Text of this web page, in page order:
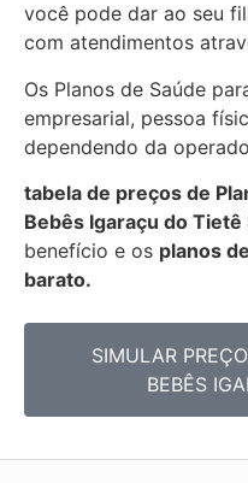
você pode dar ao seu
com atendimentos
Os Planos de Saúde
empresarial, pessoa
dependendo da
tabela de preços de
Bebês Igaraçu do Tietê
benefício e os planos
barato.
SIMULAR
BEBÊS